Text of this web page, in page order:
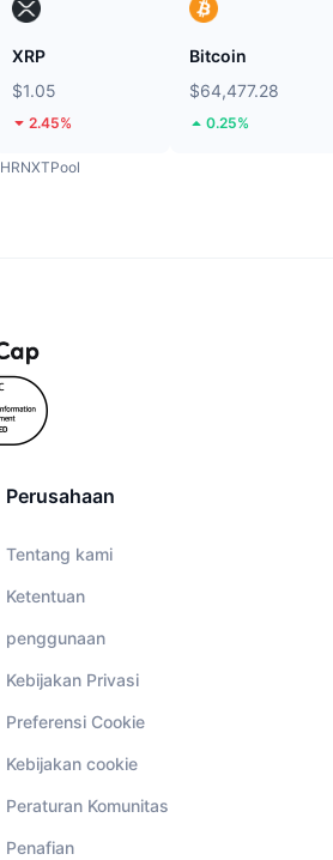
XRP
$1.05
2.45%
Bitcoin
$64,477.28
0.25%
HRNXTPool
Perusahaan
Tentang kami
Ketentuan
penggunaan
Kebijakan Privasi
Preferensi Cookie
Kebijakan cookie
Peraturan Komunitas
Penafian